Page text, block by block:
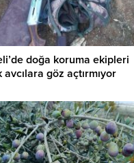
doğa koruma ekipleri
avcılara göz açtırmıyor